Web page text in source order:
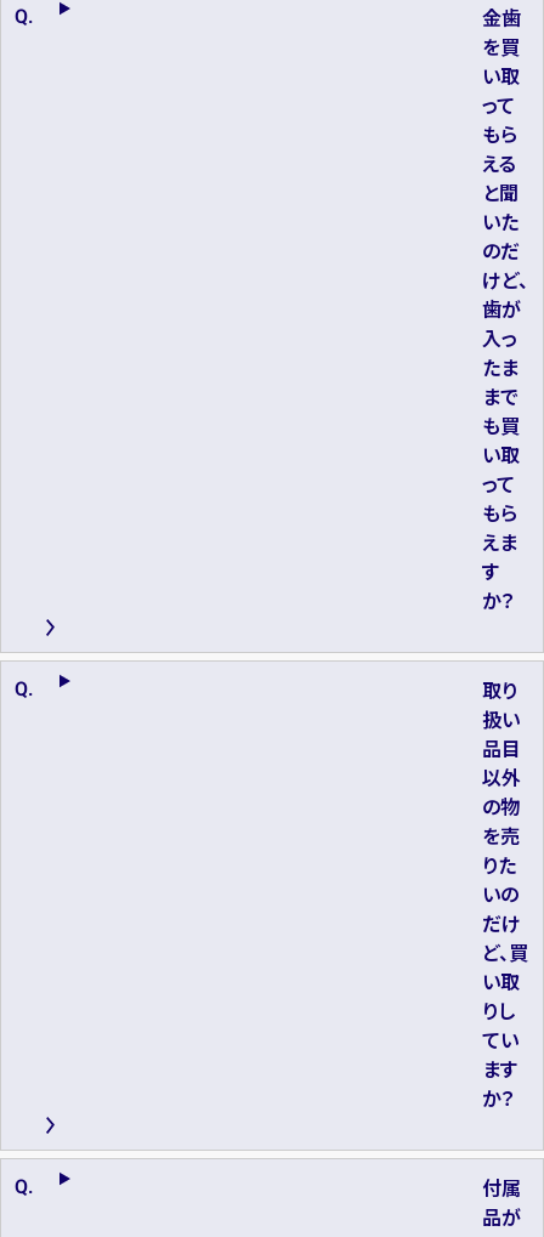
金歯
を買
い取
って
もら
える
と聞
いた
のだ
けど、
歯が
入っ
たま
まで
も買
い取
って
もら
えま
す
か？
取り
扱い
品目
以外
の物
を売
りた
いの
だけ
ど、買
い取
りし
てい
ます
か？
付属
品が